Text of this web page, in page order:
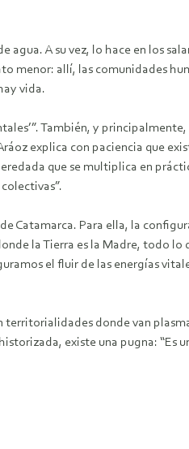
A su vez, lo hace en los
menor: allí, las comunidades
vida.
También, y principalmente,
explica con paciencia que
que se multiplica en
Catamarca. Para ella, la
la Tierra es la Madre, todo lo
el fluir de las energías
donde van
existe una pugna: “Es